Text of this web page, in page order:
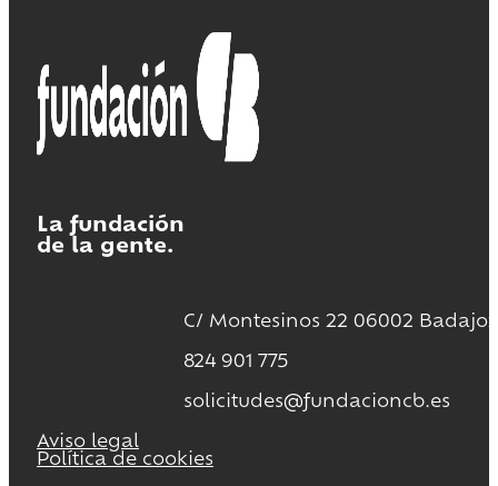
La fundación
de la gente.
C/ Montesinos 22 06002 Badajoz
824 901 775
solicitudes@fundacioncb.es
Aviso legal
Política de cookies